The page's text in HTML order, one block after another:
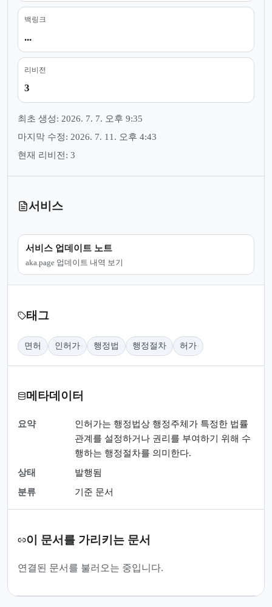
백링크
...
리비전
3
최초 생성: 2026. 7. 7. 오후 9:35
마지막 수정: 2026. 7. 11. 오후 4:43
현재 리비전: 3
서비스
서비스 업데이트 노트
aka.page 업데이트 내역 보기
태그
면허 인허가 행정법 행정절차 허가
메타데이터
요약
인허가는 행정법상 행정주체가 특정한 법률
관계를 설정하거나 권리를 부여하기 위해 수
행하는 행정절차를 의미한다.
상태
발행됨
분류
기준 문서
이 문서를 가리키는 문서
연결된 문서를 불러오는 중입니다.